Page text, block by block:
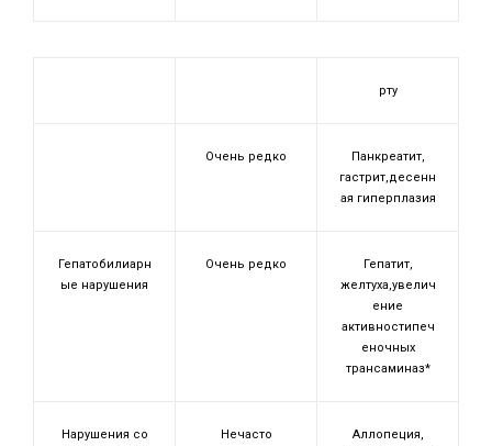
рту
Очень редко
Панкреатит,
гастрит,десенн
ая гиперплазия
Гепатобилиарн
ые нарушения
Очень редко
Гепатит,
желтуха,увелич
ение
активностипеч
еночных
трансаминаз*
Нарушения со
Нечасто
Аллопеция,